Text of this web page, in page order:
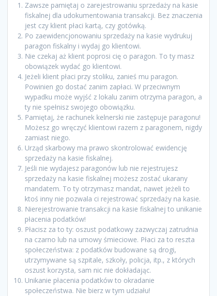
Zawsze pamiętaj o zarejestrowaniu sprzedaży na kasie
fiskalnej dla udokumentowania transakcji. Bez znaczenia
jest czy klient płaci kartą, czy gotówką.
Po zaewidencjonowaniu sprzedaży na kasie wydrukuj
paragon fiskalny i wydaj go klientowi.
Nie czekaj aż klient poprosi cię o paragon. To ty masz
obowiązek wydać go klientowi.
Jeżeli klient płaci przy stoliku, zanieś mu paragon.
Powinien go dostać zanim zapłaci. W przeciwnym
wypadku może wyjść z lokalu zanim otrzyma paragon, a
ty nie spełnisz swojego obowiązku.
Pamiętaj, że rachunek kelnerski nie zastępuje paragonu!
Możesz go wręczyć klientowi razem z paragonem, nigdy
zamiast niego.
Urząd skarbowy ma prawo skontrolować ewidencję
sprzedaży na kasie fiskalnej.
Jeśli nie wydajesz paragonów lub nie rejestrujesz
sprzedaży na kasie fiskalnej możesz zostać ukarany
mandatem. To ty otrzymasz mandat, nawet jeżeli to
ktoś inny nie pozwala ci rejestrować sprzedaży na kasie.
Nierejestrowanie transakcji na kasie fiskalnej to unikanie
płacenia podatków!
Płacisz za to ty: oszust podatkowy zazwyczaj zatrudnia
na czarno lub na umowy śmieciowe. Płaci za to reszta
społeczeństwa: z podatków budowane są drogi,
utrzymywane są szpitale, szkoły, policja, itp., z których
oszust korzysta, sam nic nie dokładając.
Unikanie płacenia podatków to okradanie
społeczeństwa. Nie bierz w tym udziału!